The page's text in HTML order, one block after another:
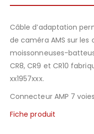
Câble d’adaptation
de caméra AMS sur les
moissonneuses-
CR8, CR9 et CR10
xx1957xxx.
Connecteur AMP 7
Fiche produit